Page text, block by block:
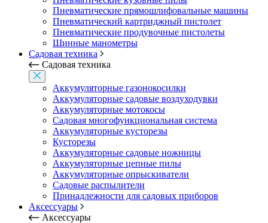
Пневматические прямошлифовальные машины
Пневматический картриджный пистолет
Пневматические продувочные пистолеты
Шинные манометры
Садовая техника
Садовая техника
Аккумуляторные газонокосилки
Аккумуляторные садовые воздуходувки
Аккумуляторные мотокосы
Садовая многофункциональная система
Аккумуляторные кусторезы
Кусторезы
Аккумуляторные садовые ножницы
Аккумуляторные цепные пилы
Аккумуляторные опрыскиватели
Садовые распылители
Принадлежности для садовых приборов
Аксессуары
Аксессуары